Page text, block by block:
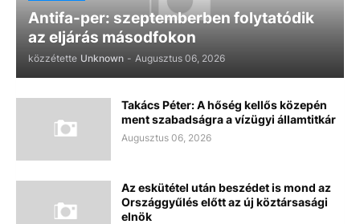
Antifa-per: szeptemberben folytatódik
az eljárás másodfokon
közzétette Unknown - Augusztus 06, 2026
Takács Péter: A hőség kellős közepén
ment szabadságra a vízügyi államtitkár
Augusztus 06, 2026
Az eskütétel után beszédet is mond az
Országgyűlés előtt az új köztársasági
elnök